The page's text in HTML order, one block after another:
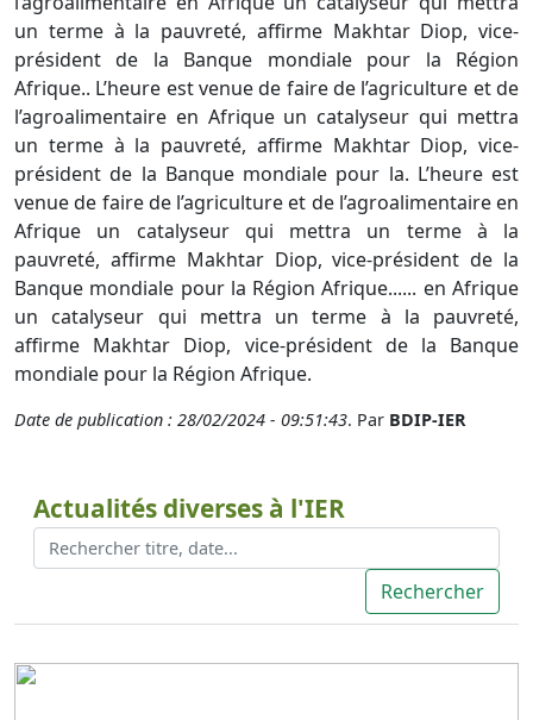
un terme à la pauvreté, affirme Makhtar Diop, vice-
président de la Banque mondiale pour la Région
Afrique.. L’heure est venue de faire de l’agriculture et de
l’agroalimentaire en Afrique un catalyseur qui mettra
un terme à la pauvreté, affirme Makhtar Diop, vice-
président de la Banque mondiale pour la. L’heure est
venue de faire de l’agriculture et de l’agroalimentaire en
Afrique un catalyseur qui mettra un terme à la
pauvreté, affirme Makhtar Diop, vice-président de la
Banque mondiale pour la Région Afrique...... en Afrique
un catalyseur qui mettra un terme à la pauvreté,
affirme Makhtar Diop, vice-président de la Banque
mondiale pour la Région Afrique.
Date de publication : 28/02/2024 - 09:51:43. Par BDIP-IER
Actualités diverses à l'IER